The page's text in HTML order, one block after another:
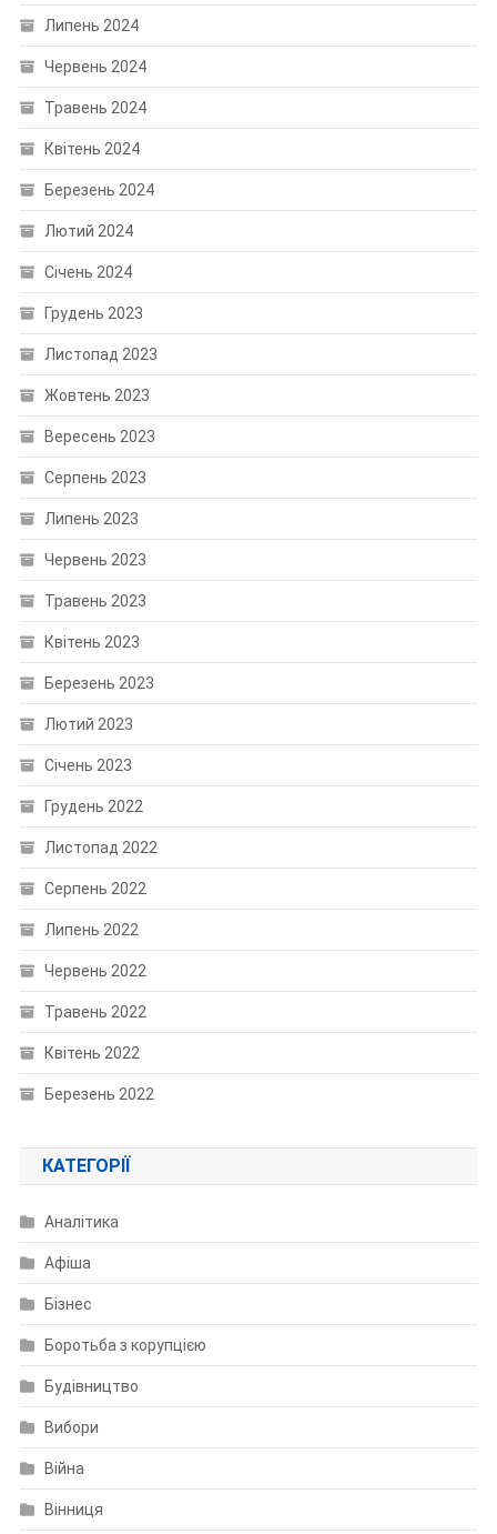
Липень 2024
Червень 2024
Травень 2024
Квітень 2024
Березень 2024
Лютий 2024
Січень 2024
Грудень 2023
Листопад 2023
Жовтень 2023
Вересень 2023
Серпень 2023
Липень 2023
Червень 2023
Травень 2023
Квітень 2023
Березень 2023
Лютий 2023
Січень 2023
Грудень 2022
Листопад 2022
Серпень 2022
Липень 2022
Червень 2022
Травень 2022
Квітень 2022
Березень 2022
КАТЕГОРІЇ
Аналітика
Афіша
Бізнес
Боротьба з корупцією
Будівництво
Вибори
Війна
Вінниця